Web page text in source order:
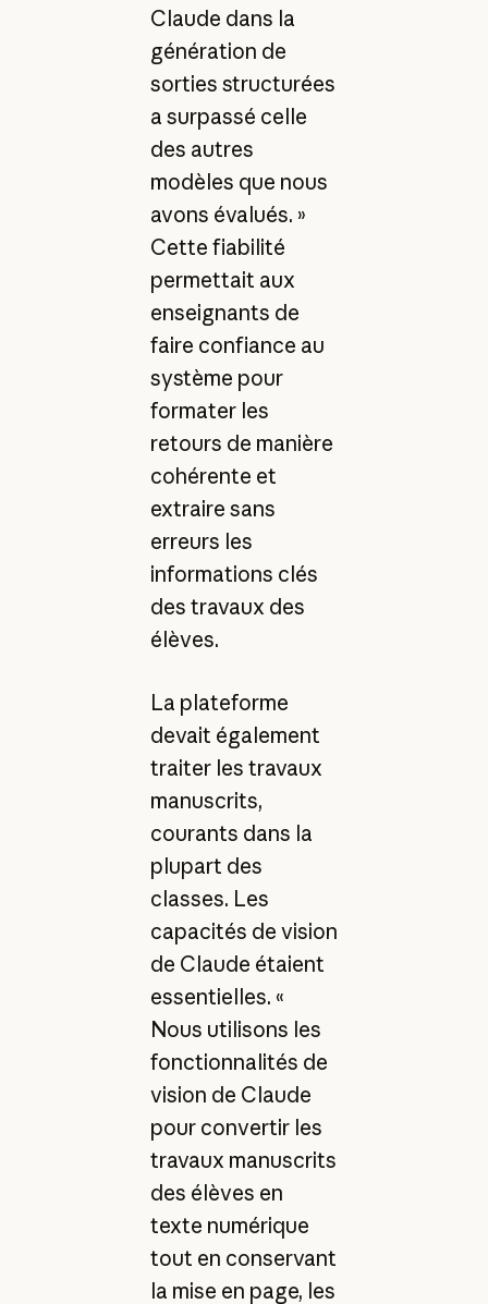
Claude dans la
génération de
sorties structurées
a surpassé celle
des autres
modèles que nous
avons évalués. »
Cette fiabilité
permettait aux
enseignants de
faire confiance au
système pour
formater les
retours de manière
cohérente et
extraire sans
erreurs les
informations clés
des travaux des
élèves.
La plateforme
devait également
traiter les travaux
manuscrits,
courants dans la
plupart des
classes. Les
capacités de vision
de Claude étaient
essentielles. «
Nous utilisons les
fonctionnalités de
vision de Claude
pour convertir les
travaux manuscrits
des élèves en
texte numérique
tout en conservant
la mise en page, les